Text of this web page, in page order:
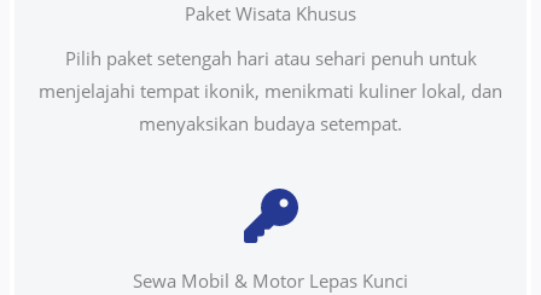
Paket Wisata Khusus
Pilih paket setengah hari atau sehari penuh untuk
menjelajahi tempat ikonik, menikmati kuliner lokal, dan
menyaksikan budaya setempat.
Sewa Mobil & Motor Lepas Kunci